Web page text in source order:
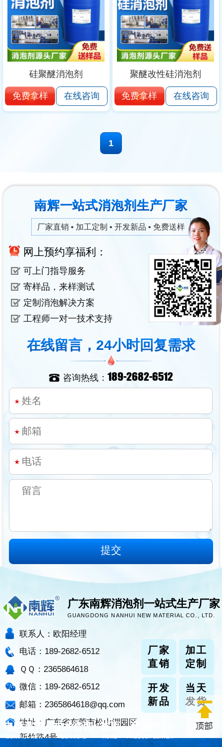
硅聚醚消泡剂
免费拿样 在线咨询
聚醚改性硅消泡剂
免费拿样 在线咨询
1
在线留言，24小时回复需求
南辉一站式消泡剂生产厂家
厂家直销 • 加工定制 • 开发新品 • 免费送样
网上预约享福利：
可上门指导服务
寄样品，来样测试
定制消泡解决方案
工程师一对一技术支持
咨询热线： 189-2682-6512
广东南辉消泡剂一站式生产厂家
GUANGDONG NANHUI NEW MATERIAL CO., LTD.
厂家
直销
加工
定制
开发
新品
当天
发货
联系人：欧阳经理
电话：189-2682-6512
ＱＱ：2365864618
微信：189-2682-6512
邮箱：2365864618@qq.com
地址：广东省东莞市松山湖园区
新竹路4号
电话咨询
CONTACT NOW
技术咨询 首页 产品中心